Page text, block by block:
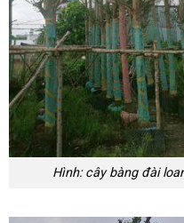
Hình: cây bàng đài